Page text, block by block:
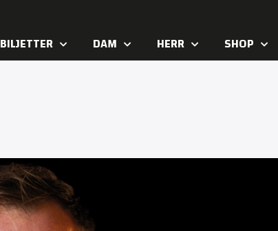
BILJETTER DAM HERR SHOP